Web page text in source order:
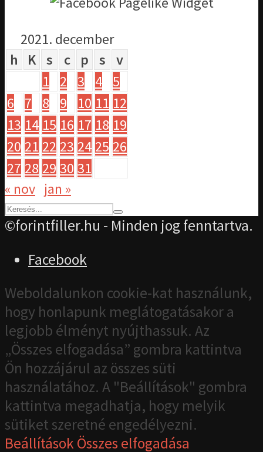
2021. december
h
K s c p s
v
1
2 3 4 5
6
7 8 9 10 11 12
13 14 15 16 17 18 19
20 21 22 23 24 25 26
27 28 29 30 31
« nov jan »
©forintfiller.hu - Minden jog fenntartva.
Facebook
Weboldalunkon cookie-kat használunk,
hogy honlapunk meglátogatásakor a
legjobb élményt nyújthassuk. Az
„Összes elfogadása” gombra kattintva
Ön hozzájárul az összes süti
használatához. A "Beállítások" gombra
kattintva megadhatja, hogy melyik
sütiket szeretné engedélyezni.
BeállításokÖsszes elfogadása